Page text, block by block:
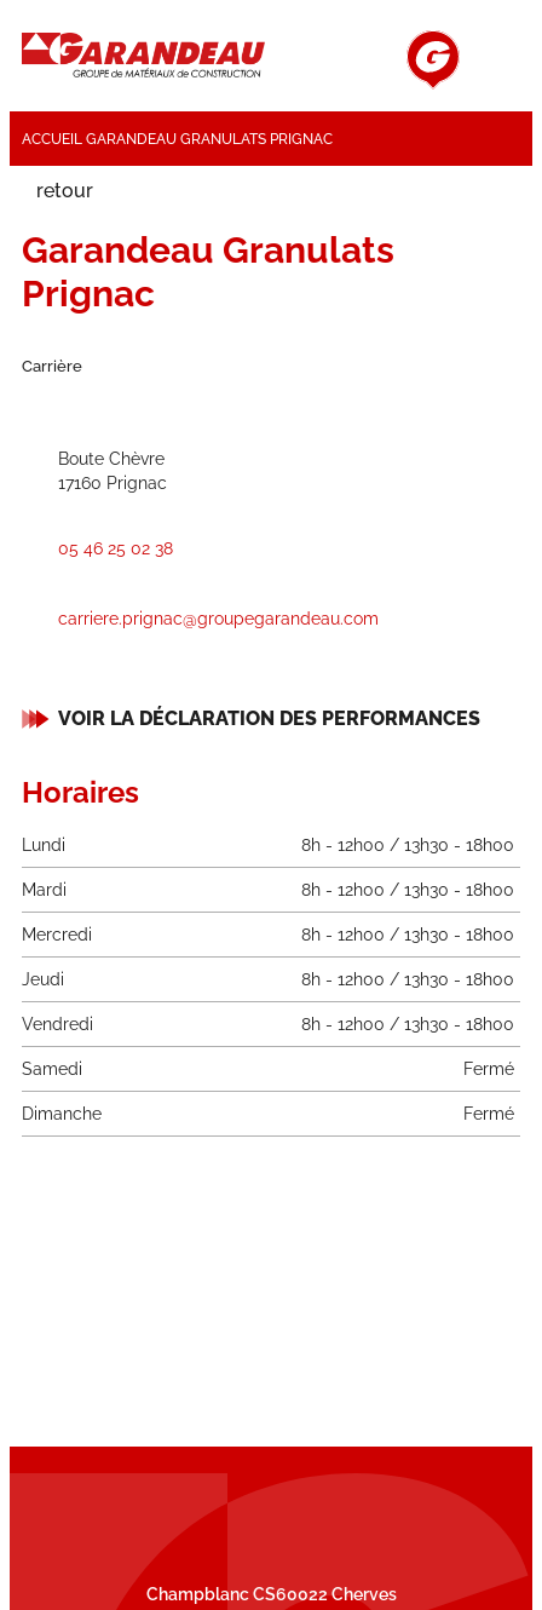
ACCUEIL GARANDEAU GRANULATS PRIGNAC
retour
Garandeau Granulats
Prignac
Carrière
Boute Chèvre
17160 Prignac
05 46 25 02 38
carriere.prignac@groupegarandeau.com
VOIR LA DÉCLARATION DES PERFORMANCES
Horaires
Lundi 8h - 12h00 / 13h30 - 18h00
Mardi 8h - 12h00 / 13h30 - 18h00
Mercredi 8h - 12h00 / 13h30 - 18h00
Jeudi 8h - 12h00 / 13h30 - 18h00
Vendredi 8h - 12h00 / 13h30 - 18h00
Samedi Fermé
Dimanche Fermé
Champblanc CS60022 Cherves